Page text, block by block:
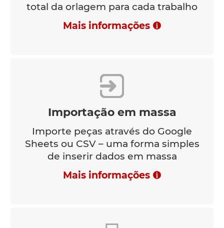
total da orlagem para cada trabalho
Mais informações
Importação em massa
Importe peças através do Google
Sheets ou CSV – uma forma simples
de inserir dados em massa
Mais informações